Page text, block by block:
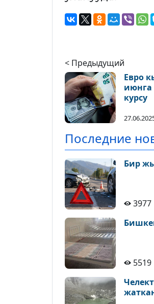
< Предыдущий
Евро
июнга
курсу
Последние
Бир
3977
5519